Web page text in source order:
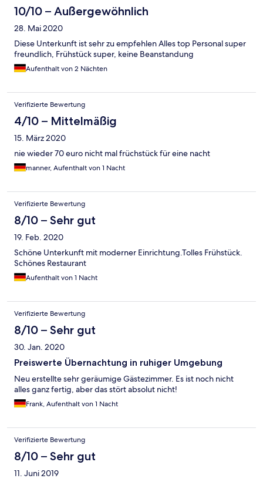
10/10 – Außergewöhnlich
28. Mai 2020
Diese Unterkunft ist sehr zu empfehlen Alles top Personal super
freundlich, Frühstück super, keine Beanstandung
Aufenthalt von 2 Nächten
Verifizierte Bewertung
4/10 – Mittelmäßig
15. März 2020
nie wieder 70 euro nicht mal früchstück für eine nacht
manner, Aufenthalt von 1 Nacht
Verifizierte Bewertung
8/10 – Sehr gut
19. Feb. 2020
Schöne Unterkunft mit moderner Einrichtung.Tolles Frühstück.
Schönes Restaurant
Aufenthalt von 1 Nacht
Verifizierte Bewertung
8/10 – Sehr gut
30. Jan. 2020
Preiswerte Übernachtung in ruhiger Umgebung
Neu erstellte sehr geräumige Gästezimmer. Es ist noch nicht
alles ganz fertig, aber das stört absolut nicht!
Frank, Aufenthalt von 1 Nacht
Verifizierte Bewertung
8/10 – Sehr gut
11. Juni 2019